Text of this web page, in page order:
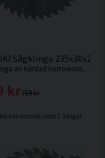
Sågklinga
Sågklinga av härdad korrosionsbeständigt stål för kapning i hårt och mjukt trä.
719 kr
kr
normalt inom 1-3 dagar